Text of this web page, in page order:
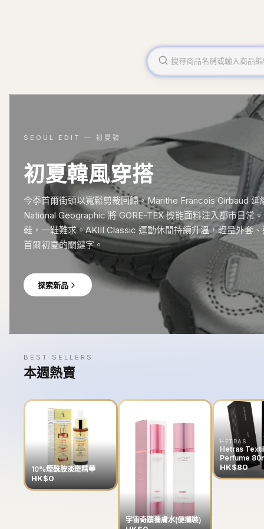
SEOUL EDIT — 初夏號
初夏韓風穿搭
今季首爾街頭以寬鬆剪裁回歸，Marithe Francois Girbaud 延
National Geographic 將 GORE-TEX 機能面料注入都市日常
鞋，一鞋難求。AKIII Classic 運動休閒持續升溫，輕量外套
首爾初夏的關鍵字。
探索新品
BEST SELLERS
本週熱賣
10%煙酰胺淡斑精華
HK$0
宇宙奇蹟養膚水(便攜裝)
HETRAS
Hetras
Perfume
HK$80